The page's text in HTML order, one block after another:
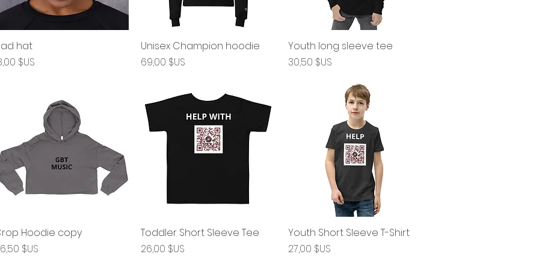
Aperçu rapide
hat
$US
Aperçu rapide
Unisex Champion hoodie
Prix
69,00 $US
Aperçu rapide
Youth long sleeve tee
Prix
30,50 $US
Aperçu rapide
Hoodie copy
$US
Aperçu rapide
Toddler Short Sleeve Tee
Prix
26,00 $US
Aperçu rapide
Youth Short Sleeve T-Shirt
Prix
27,00 $US